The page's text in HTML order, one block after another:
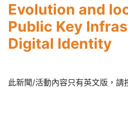
Evolution and
Public Key
Digital Identity
此新聞/活動內容只有英文版，請